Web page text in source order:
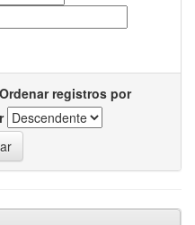
Ordenar registros por